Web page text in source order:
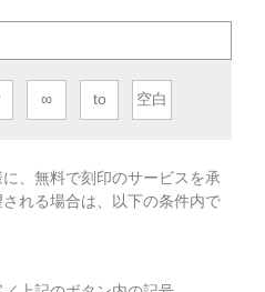
∞ to 空白
、無料で刻印のサービスを承
れる場合は、以下の条件内で